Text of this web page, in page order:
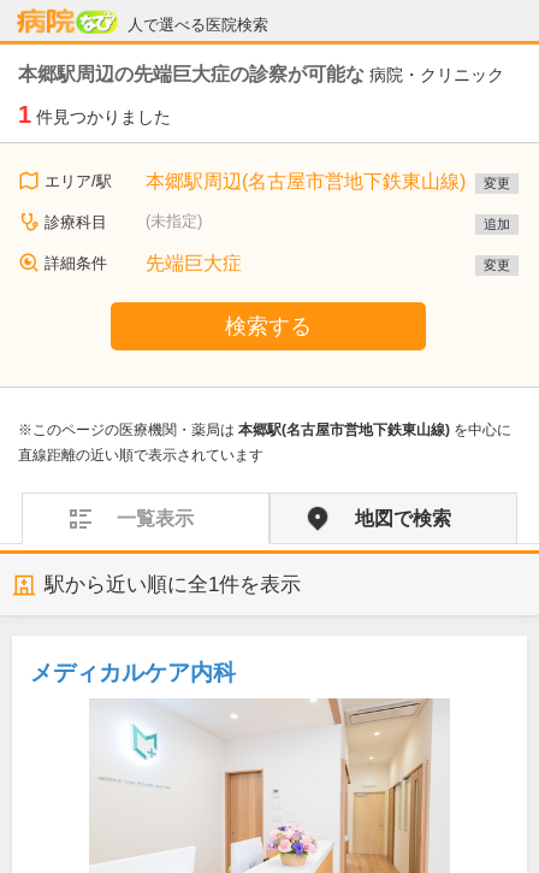
人で選べる医院検索
病院なび
本郷駅周辺の先端巨大症の診察が可能な 病院・クリニック
1 件見つかりました
エリア/駅 本郷駅周辺(名古屋市営地下鉄東山線) 変更
診療科目 (未指定) 追加
詳細条件 先端巨大症 変更
検索する
※このページの医療機関・薬局は 本郷駅(名古屋市営地下鉄東山線) を中心に
直線距離の近い順で表示されています
一覧表示 地図で検索
駅から近い順に全1件を表示
メディカルケア内科